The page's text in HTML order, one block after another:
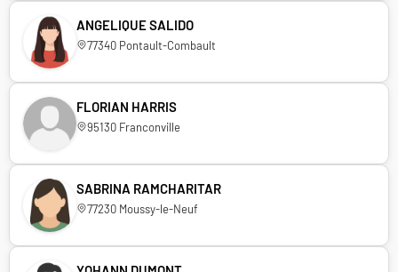
ANGELIQUE SALIDO
77340 Pontault-Combault
FLORIAN HARRIS
95130 Franconville
SABRINA RAMCHARITAR
77230 Moussy-le-Neuf